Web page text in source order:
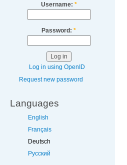
Username: *
Password: *
Log in using OpenID
Request new password
Languages
English
Français
Deutsch
Русский